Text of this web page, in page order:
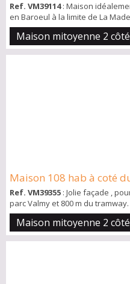
Ref. VM39114: Maison
en Baroeul à la limite de La
acquéreur souhaitant
potentiel. C'est au bout d'une
maison disposant d'un séjour
charmant jardin de 69 m2. Une
Maison mitoyenne 2
Maison 108 hab à coté
Ref. VM39355 : Jolie façade ,
parc Valmy et 800 m du
celle ci peut redevenir une
m², séjour, cuisine, une
au dessus un duplex de 62 m²
chambres à l'étage. Et enfin
Maison mitoyenne 2